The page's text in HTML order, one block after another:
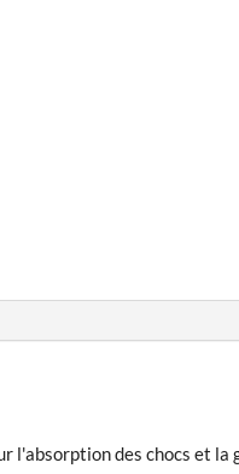
l'absorption des chocs et la